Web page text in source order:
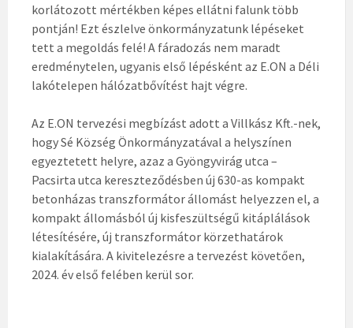
korlátozott mértékben képes ellátni falunk több
pontján! Ezt észlelve önkormányzatunk lépéseket
tett a megoldás felé! A fáradozás nem maradt
eredménytelen, ugyanis első lépésként az E.ON a Déli
lakótelepen hálózatbővítést hajt végre.
Az E.ON tervezési megbízást adott a Villkász Kft.-nek,
hogy Sé Község Önkormányzatával a helyszínen
egyeztetett helyre, azaz a Gyöngyvirág utca –
Pacsirta utca kereszteződésben új 630-as kompakt
betonházas transzformátor állomást helyezzen el, a
kompakt állomásból új kisfeszültségű kitáplálások
létesítésére, új transzformátor körzethatárok
kialakítására. A kivitelezésre a tervezést követően,
2024. év első felében kerül sor.